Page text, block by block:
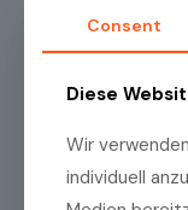
Melden Sie sich
Consent
Diese
Wir
individuell